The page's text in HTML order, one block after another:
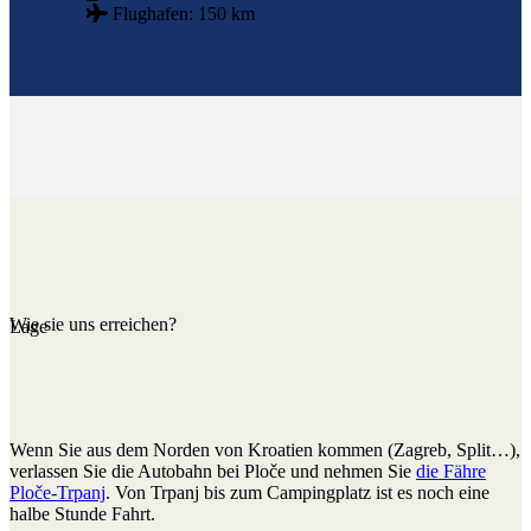
Flughafen: 150 km
Lage
Wie sie uns erreichen?
Wenn Sie aus dem Norden von Kroatien kommen (Zagreb, Split…),
verlassen Sie die Autobahn bei Ploče und nehmen Sie die Fähre
Ploče-Trpanj. Von Trpanj bis zum Campingplatz ist es noch eine
halbe Stunde Fahrt.